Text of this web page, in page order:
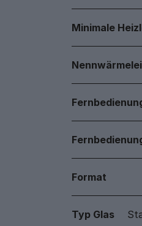
Minimale
Format
Typ Glas